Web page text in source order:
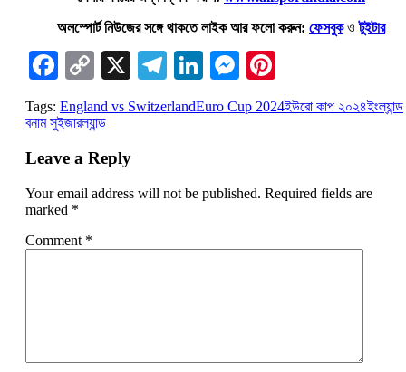
অলস্পোর্ট নিউজের সঙ্গে থাকতে লাইক আর ফলো করুন: ফেসবুকওটুইটার
Facebook
Copy
Link
X Telegram
LinkedIn
Messenger
Tags: England vs SwitzerlandEuro Cup 2024ইউরো কাপ ২০২৪ইংল্যান্ড
বনাম সুইজারল্যান্ড
Leave a Reply
Your email address will not be published. Required fields are
marked *
Comment *